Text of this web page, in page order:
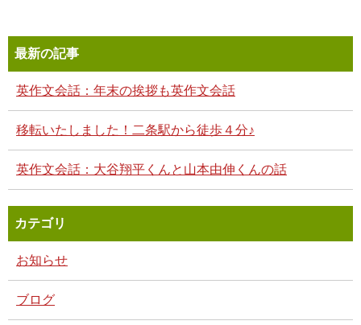
最新の記事
英作文会話：年末の挨拶も英作文会話
移転いたしました！二条駅から徒歩４分♪
英作文会話：大谷翔平くんと山本由伸くんの話
カテゴリ
お知らせ
ブログ